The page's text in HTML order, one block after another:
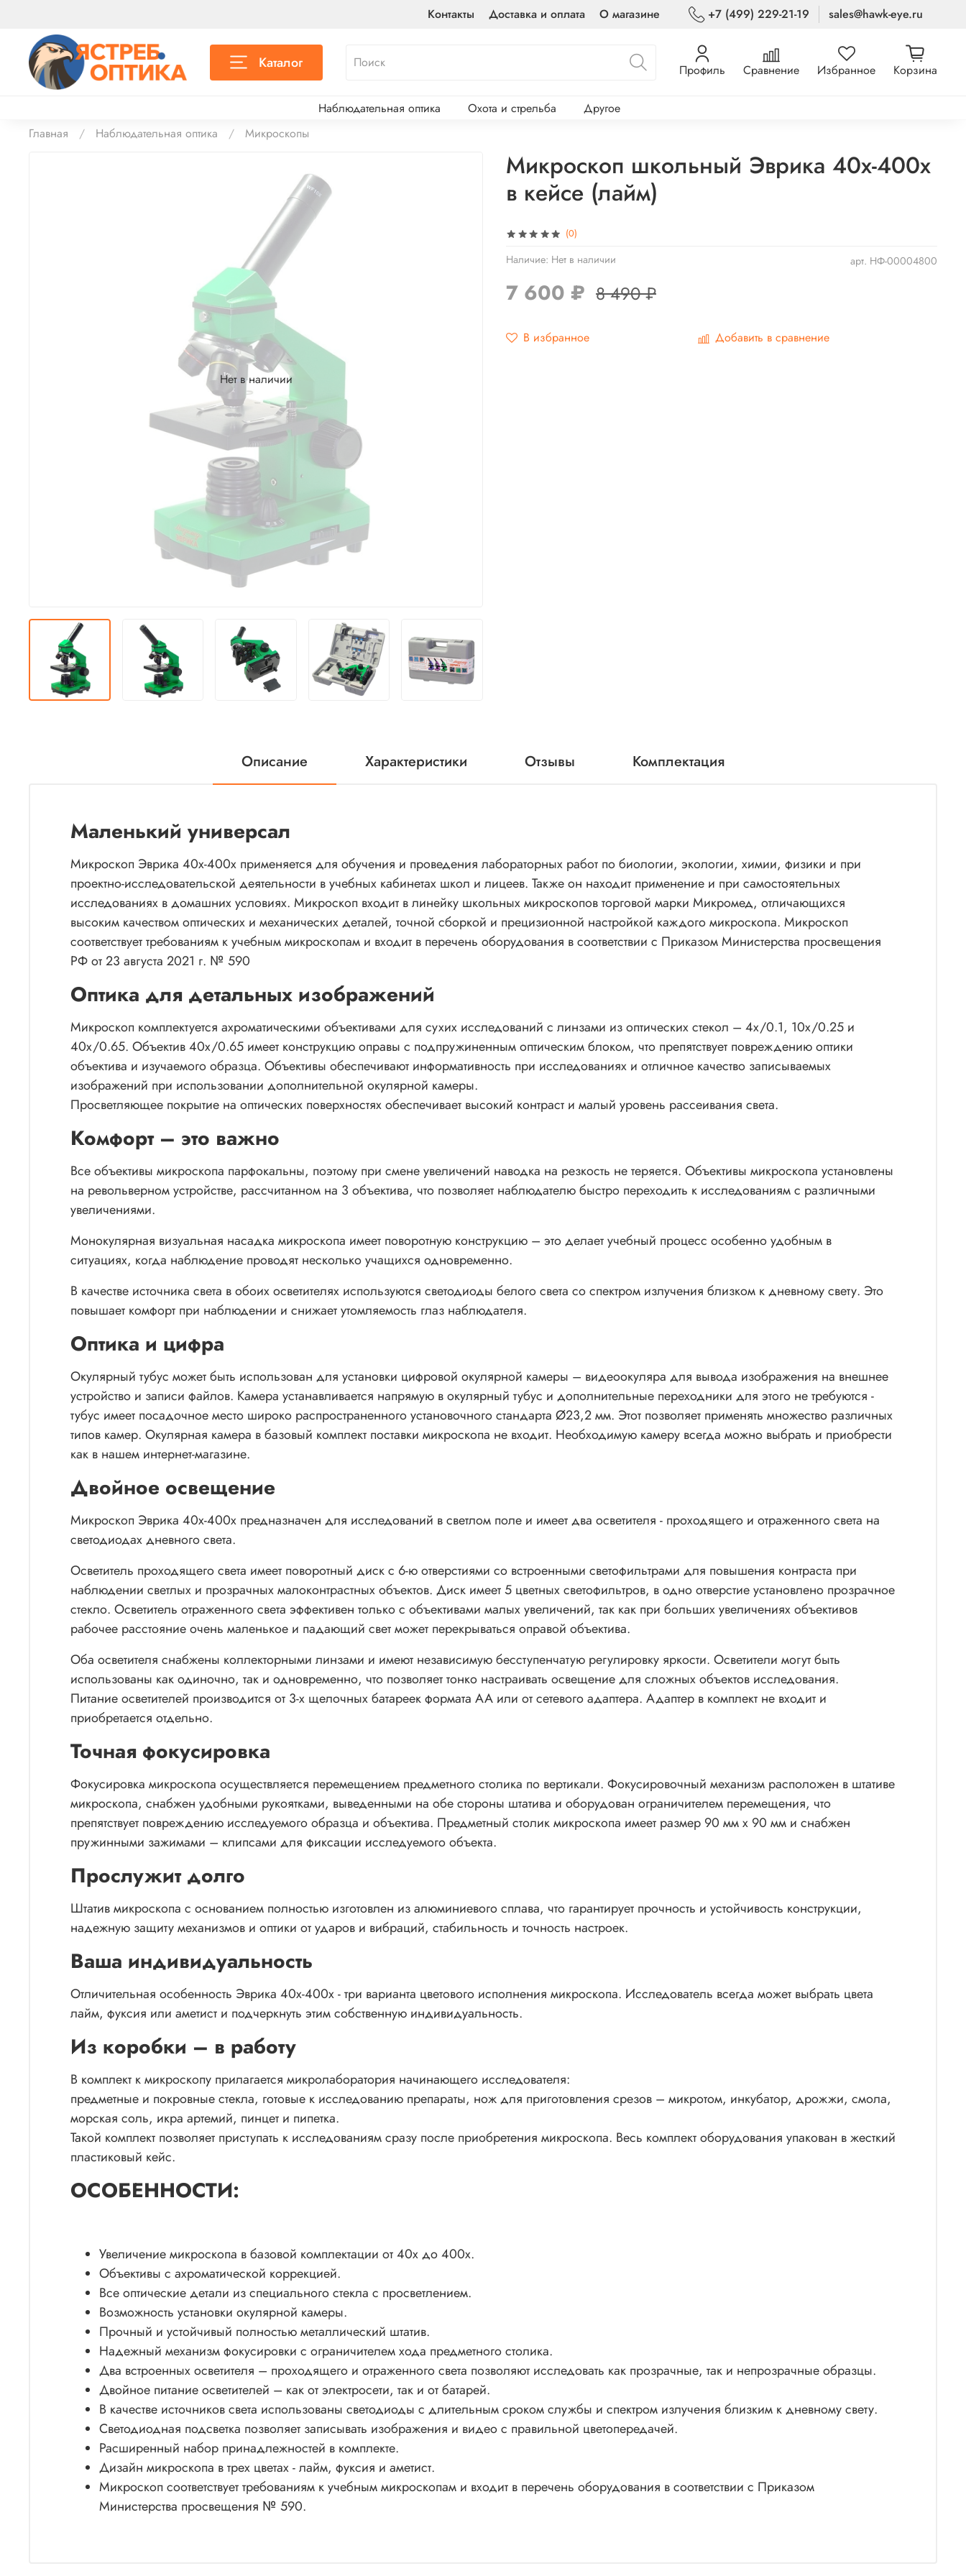
Контакты Доставка и оплата О магазине +7 (499) 229-21-19 sales@hawk-eye.ru
Каталог Профиль Сравнение Избранное Корзина
Наблюдательная оптика Охота и стрельба
Другое
Главная
Наблюдательная оптика Микроскопы
Нет в наличии
(0)
арт. НФ-00004800
Наличие: Нет в наличии
Микроскоп школьный Эврика 40x-400x
в кейсе (лайм)
7 600 ₽ 8 490 ₽
В избранное Добавить в сравнение
Описание Характеристики Отзывы Комплектация
Маленький универсал
Микроскоп Эврика 40х-400х применяется для обучения и проведения лабораторных работ по биологии, экологии, химии, физики и при
проектно-исследовательской деятельности в учебных кабинетах школ и лицеев. Также он находит применение и при самостоятельных
исследованиях в домашних условиях. Микроскоп входит в линейку школьных микроскопов торговой марки Микромед, отличающихся
высоким качеством оптических и механических деталей, точной сборкой и прецизионной настройкой каждого микроскопа. Микроскоп
соответствует требованиям к учебным микроскопам и входит в перечень оборудования в соответствии с Приказом Министерства просвещения
РФ от 23 августа 2021 г. № 590
Оптика для детальных изображений
Микроскоп комплектуется ахроматическими объективами для сухих исследований с линзами из оптических стекол – 4x/0.1, 10x/0.25 и
40x/0.65. Объектив 40x/0.65 имеет конструкцию оправы с подпружиненным оптическим блоком, что препятствует повреждению оптики
объектива и изучаемого образца. Объективы обеспечивают информативность при исследованиях и отличное качество записываемых
изображений при использовании дополнительной окулярной камеры.
Просветляющее покрытие на оптических поверхностях обеспечивает высокий контраст и малый уровень рассеивания света.
Комфорт – это важно
Все объективы микроскопа парфокальны, поэтому при смене увеличений наводка на резкость не теряется. Объективы микроскопа установлены
на револьверном устройстве, рассчитанном на 3 объектива, что позволяет наблюдателю быстро переходить к исследованиям с различными
увеличениями.
Монокулярная визуальная насадка микроскопа имеет поворотную конструкцию – это делает учебный процесс особенно удобным в
ситуациях, когда наблюдение проводят несколько учащихся одновременно.
В качестве источника света в обоих осветителях используются светодиоды белого света со спектром излучения близком к дневному свету. Это
повышает комфорт при наблюдении и снижает утомляемость глаз наблюдателя.
Оптика и цифра
Окулярный тубус может быть использован для установки цифровой окулярной камеры – видеоокуляра для вывода изображения на внешнее
устройство и записи файлов. Камера устанавливается напрямую в окулярный тубус и дополнительные переходники для этого не требуются -
тубус имеет посадочное место широко распространенного установочного стандарта Ø23,2 мм. Этот позволяет применять множество различных
типов камер. Окулярная камера в базовый комплект поставки микроскопа не входит. Необходимую камеру всегда можно выбрать и приобрести
как в нашем интернет-магазине.
Двойное освещение
Микроскоп Эврика 40х-400х предназначен для исследований в светлом поле и имеет два осветителя - проходящего и отраженного света на
светодиодах дневного света.
Осветитель проходящего света имеет поворотный диск с 6-ю отверстиями со встроенными светофильтрами для повышения контраста при
наблюдении светлых и прозрачных малоконтрастных объектов. Диск имеет 5 цветных светофильтров, в одно отверстие установлено прозрачное
стекло. Осветитель отраженного света эффективен только с объективами малых увеличений, так как при больших увеличениях объективов
рабочее расстояние очень маленькое и падающий свет может перекрываться оправой объектива.
Оба осветителя снабжены коллекторными линзами и имеют независимую бесступенчатую регулировку яркости. Осветители могут быть
использованы как одиночно, так и одновременно, что позволяет тонко настраивать освещение для сложных объектов исследования.
Питание осветителей производится от 3-х щелочных батареек формата АА или от сетевого адаптера. Адаптер в комплект не входит и
приобретается отдельно.
Точная фокусировка
Фокусировка микроскопа осуществляется перемещением предметного столика по вертикали. Фокусировочный механизм расположен в штативе
микроскопа, снабжен удобными рукоятками, выведенными на обе стороны штатива и оборудован ограничителем перемещения, что
препятствует повреждению исследуемого образца и объектива. Предметный столик микроскопа имеет размер 90 мм х 90 мм и снабжен
пружинными зажимами – клипсами для фиксации исследуемого объекта.
Прослужит долго
Штатив микроскопа с основанием полностью изготовлен из алюминиевого сплава, что гарантирует прочность и устойчивость конструкции,
надежную защиту механизмов и оптики от ударов и вибраций, стабильность и точность настроек.
Ваша индивидуальность
Отличительная особенность Эврика 40х-400х - три варианта цветового исполнения микроскопа. Исследователь всегда может выбрать цвета
лайм, фуксия или аметист и подчеркнуть этим собственную индивидуальность.
Из коробки – в работу
В комплект к микроскопу прилагается микролаборатория начинающего исследователя:
предметные и покровные стекла, готовые к исследованию препараты, нож для приготовления срезов – микротом, инкубатор, дрожжи, смола,
морская соль, икра артемий, пинцет и пипетка.
Такой комплект позволяет приступать к исследованиям сразу после приобретения микроскопа. Весь комплект оборудования упакован в жесткий
пластиковый кейс.
ОСОБЕННОСТИ:
Увеличение микроскопа в базовой комплектации от 40х до 400х.
Объективы с ахроматической коррекцией.
Все оптические детали из специального стекла с просветлением.
Возможность установки окулярной камеры.
Прочный и устойчивый полностью металлический штатив.
Надежный механизм фокусировки с ограничителем хода предметного столика.
Два встроенных осветителя – проходящего и отраженного света позволяют исследовать как прозрачные, так и непрозрачные образцы.
Двойное питание осветителей – как от электросети, так и от батарей.
В качестве источников света использованы светодиоды с длительным сроком службы и спектром излучения близким к дневному свету.
Светодиодная подсветка позволяет записывать изображения и видео с правильной цветопередачей.
Расширенный набор принадлежностей в комплекте.
Дизайн микроскопа в трех цветах - лайм, фуксия и аметист.
Микроскоп соответствует требованиям к учебным микроскопам и входит в перечень оборудования в соответствии с Приказом
Министерства просвещения № 590.